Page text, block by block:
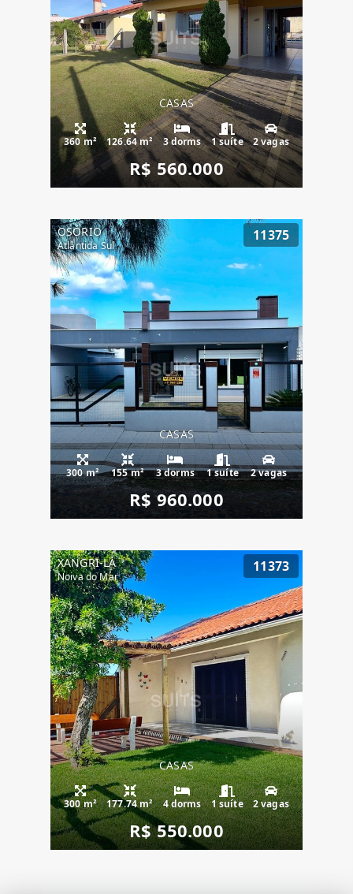
CASAS
360 m² 126.64 m² 3 dorms 1 suíte 2 vagas
R$ 560.000
OSÓRIO
Atlântida Sul
11375
CASAS
300 m² 155 m² 3 dorms 1 suíte 2 vagas
R$ 960.000
XANGRI-LÁ
Noiva do Mar
11373
CASAS
300 m² 177.74 m² 4 dorms 1 suíte 2 vagas
R$ 550.000